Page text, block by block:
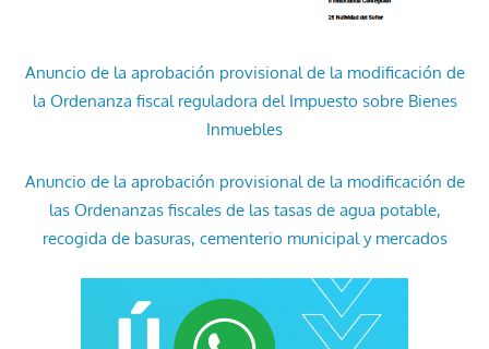
Anuncio de la aprobación provisional de la modificación de
la Ordenanza fiscal reguladora del Impuesto sobre Bienes
Inmuebles
Anuncio de la aprobación provisional de la modificación de
las Ordenanzas fiscales de las tasas de agua potable,
recogida de basuras, cementerio municipal y mercados